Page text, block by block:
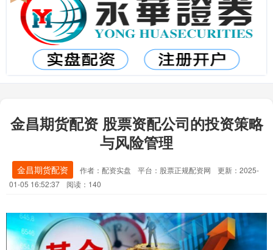
金昌期货配资 股票资配公司的投资策略
与风险管理
金昌期货配资 作者：配资实盘 平台：股票正规配资网
更新：2025-
01-05 16:52:37
阅读：140